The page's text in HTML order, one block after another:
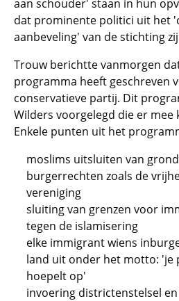
aan schouder' staan in hun
dat prominente politici uit het
aanbeveling' van de stichting
Trouw berichtte vanmorgen
programma heeft geschreven
conservatieve partij. Dit
Wilders voorgelegd die er mee
Enkele punten uit het
moslims uitsluiten van
burgerrechten zoals de
vereniging
sluiting van grenzen voor
tegen de islamisering
elke immigrant wiens
land uit onder het motto: 'je
hoepelt op'
invoering districtenstelsel